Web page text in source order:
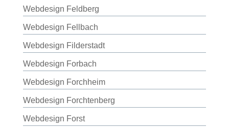
Webdesign Feldberg
Webdesign Fellbach
Webdesign Filderstadt
Webdesign Forbach
Webdesign Forchheim
Webdesign Forchtenberg
Webdesign Forst